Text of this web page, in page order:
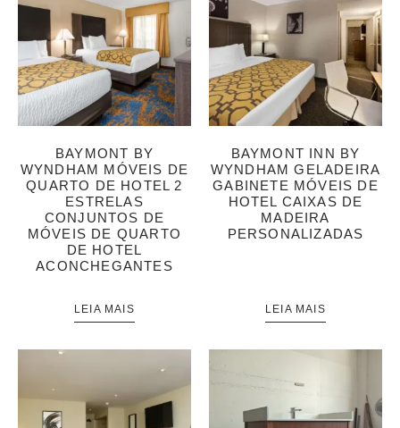
BAYMONT BY
WYNDHAM MÓVEIS DE
QUARTO DE HOTEL 2
ESTRELAS
CONJUNTOS DE
MÓVEIS DE QUARTO
DE HOTEL
ACONCHEGANTES
LEIA MAIS
BAYMONT INN BY
WYNDHAM GELADEIRA
GABINETE MÓVEIS DE
HOTEL CAIXAS DE
MADEIRA
PERSONALIZADAS
LEIA MAIS